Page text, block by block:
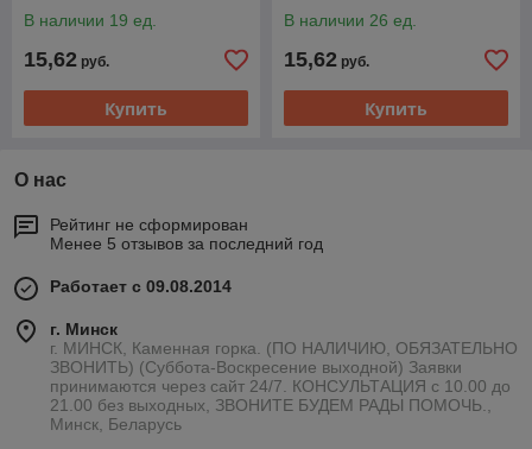
В наличии 19 ед.
15,62 руб.
Купить
В наличии 26 ед.
15,62 руб.
Купить
О нас
Рейтинг не сформирован
Менее 5 отзывов за последний год
Работает с 09.08.2014
г. Минск
г. МИНСК, Каменная горка. (ПО НАЛИЧИЮ, ОБЯЗАТЕЛЬНО
ЗВОНИТЬ) (Суббота-Воскресение выходной) Заявки
принимаются через сайт 24/7. КОНСУЛЬТАЦИЯ с 10.00 до
21.00 без выходных, ЗВОНИТЕ БУДЕМ РАДЫ ПОМОЧЬ.,
Минск, Беларусь